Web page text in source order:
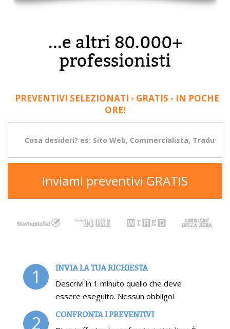
...e altri 80.000+
professionisti
PREVENTIVI SELEZIONATI - GRATIS - IN POCHE
ORE!
Inviami preventivi GRATIS
1 INVIA LA TUA RICHIESTA
Descrivi in 1 minuto quello che deve
essere eseguito. Nessun obbligo!
2 CONFRONTA I PREVENTIVI